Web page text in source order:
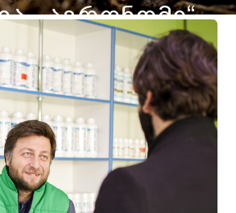
,,აგრონომი“,
სათესლე
და სოფლის